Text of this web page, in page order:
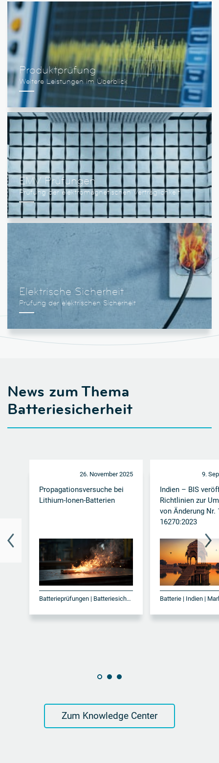
Produktprüfung
EMV Prüfungen
Elektrische Sicherheit
News zum Thema
Batteriesicherheit
26. November 2025
Propagationsversuche bei
Lithium-Ionen-Batterien
Batterieprüfungen | Batteriesicherheit
9.
Indien – BIS
Richtlinien zur
von Änderung Nr.
16270:2023
Zum Knowledge Center